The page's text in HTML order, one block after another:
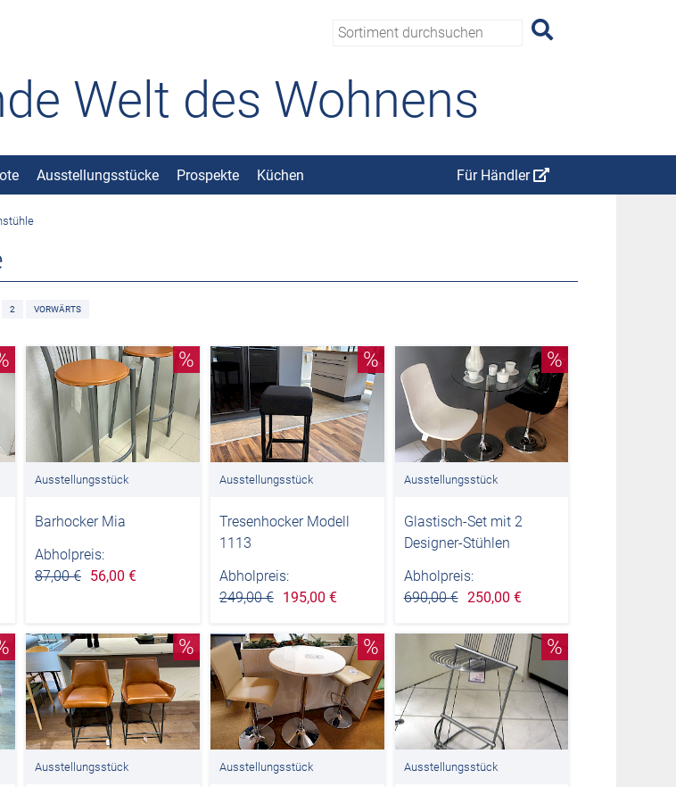
Welt des Wohnens
Ausstellungsstücke Prospekte Küchen Für Händler
2 VORWÄRTS
%
Ausstellungsstück
Barhocker Mia
Abholpreis:
87,00 € 56,00 €
%
Ausstellungsstück
Tresenhocker Modell
1113
Abholpreis:
249,00 € 195,00 €
%
Ausstellungsstück
Glastisch-Set mit 2
Designer-Stühlen
Abholpreis:
690,00 € 250,00 €
%
Ausstellungsstück
%
Ausstellungsstück
%
Ausstellungsstück